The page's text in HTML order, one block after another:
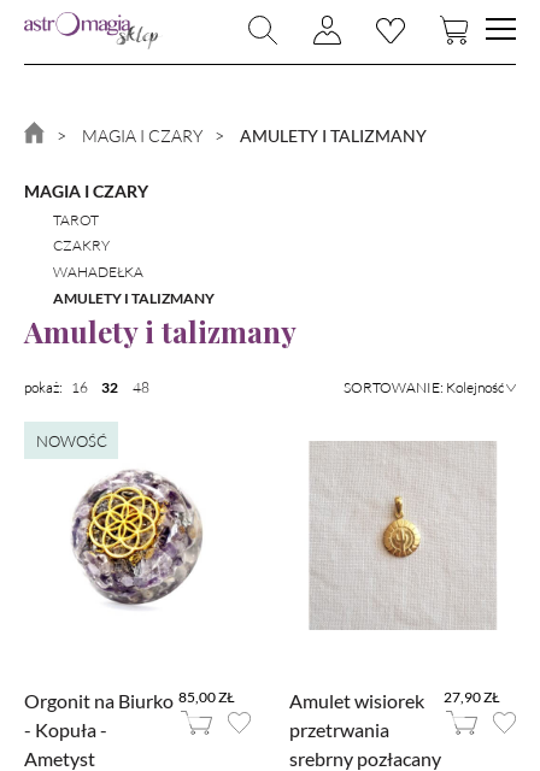
BIŻUTERIA
MAGICZNY DOM
KSIĄŻKI
MAGIA I CZARY AMULETY I TALIZMANY
MAGIA I CZARY
TAROT
CZAKRY
WAHADEŁKA
AMULETY I TALIZMANY
Amulety i talizmany
pokaż: 16 32 48
NOWOŚĆ
Orgonit na Biurko
- Kopuła -
Ametyst
85,00 ZŁ
Amulet wisiorek
przetrwania
srebrny pozłacany
27,90 ZŁ